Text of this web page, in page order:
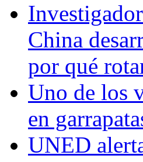
China
por qué
Uno de los
en
UNED